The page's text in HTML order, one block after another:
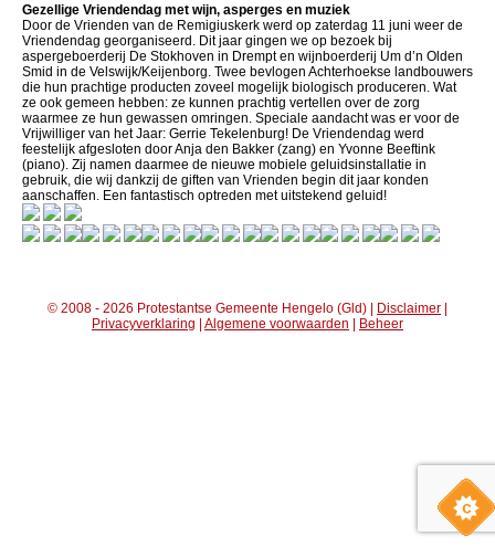
Gezellige Vriendendag met wijn, asperges en muziek
Door de Vrienden van de Remigiuskerk werd op zaterdag 11 juni weer de
Vriendendag georganiseerd. Dit jaar gingen we op bezoek bij
aspergeboerderij De Stokhoven in Drempt en wijnboerderij Um d’n Olden
Smid in de Velswijk/Keijenborg. Twee bevlogen Achterhoekse landbouwers
die hun prachtige producten zoveel mogelijk biologisch produceren. Wat
ze ook gemeen hebben: ze kunnen prachtig vertellen over de zorg
waarmee ze hun gewassen omringen. Speciale aandacht was er voor de
Vrijwilliger van het Jaar: Gerrie Tekelenburg! De Vriendendag werd
feestelijk afgesloten door Anja den Bakker (zang) en Yvonne Beeftink
(piano). Zij namen daarmee de nieuwe mobiele geluidsinstallatie in
gebruik, die wij dankzij de giften van Vrienden begin dit jaar konden
aanschaffen. Een fantastisch optreden met uitstekend geluid!
© 2008 - 2026 Protestantse Gemeente Hengelo (Gld) | Disclaimer |
Privacyverklaring | Algemene voorwaarden | Beheer